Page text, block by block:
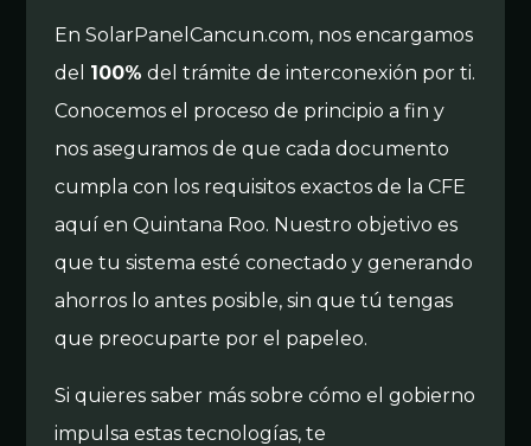
En SolarPanelCancun.com, nos encargamos
del 100% del trámite de interconexión por ti.
Conocemos el proceso de principio a fin y
nos aseguramos de que cada documento
cumpla con los requisitos exactos de la CFE
aquí en Quintana Roo. Nuestro objetivo es
que tu sistema esté conectado y generando
ahorros lo antes posible, sin que tú tengas
que preocuparte por el papeleo.
Si quieres saber más sobre cómo el gobierno
impulsa estas tecnologías, te